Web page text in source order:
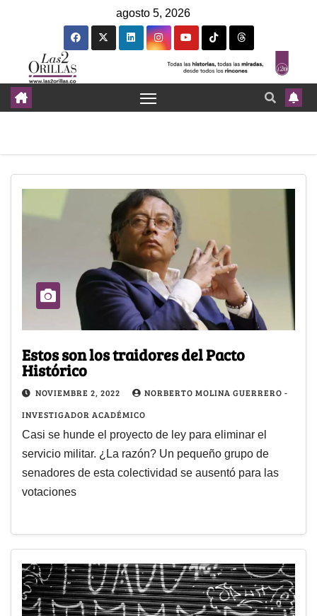
agosto 5, 2026
Estos son los traidores del Pacto
Histórico
NOVIEMBRE 2, 2022
NORBERTO MOLINA GUERRERO -
INVESTIGADOR ACADÉMICO
Casi se hunde el proyecto de ley para eliminar el
servicio militar. ¿La razón? Un pequeño grupo de
senadores de esta colectividad se ausentó para las
votaciones